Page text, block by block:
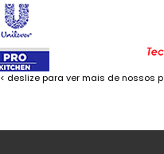
< deslize para ver mais de nossos